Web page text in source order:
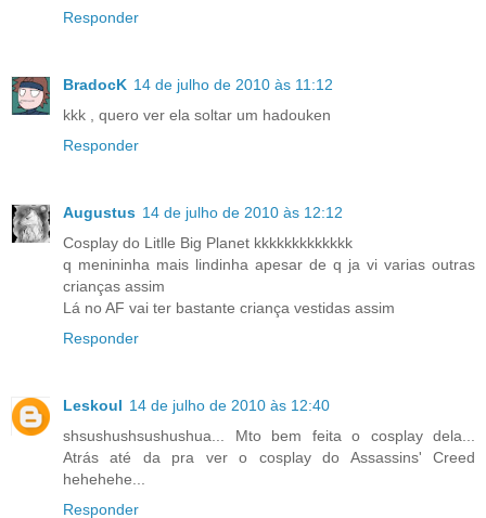
Responder
BradocK 14 de julho de 2010 às 11:12
kkk , quero ver ela soltar um hadouken
Responder
Augustus 14 de julho de 2010 às 12:12
Cosplay do Litlle Big Planet kkkkkkkkkkkkk
q menininha mais lindinha apesar de q ja vi varias outras
crianças assim
Lá no AF vai ter bastante criança vestidas assim
Responder
Leskoul 14 de julho de 2010 às 12:40
shsushushsushushua... Mto bem feita o cosplay dela...
Atrás até da pra ver o cosplay do Assassins' Creed
hehehehe...
Responder